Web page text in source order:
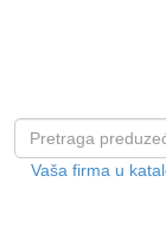
Vaša firma u